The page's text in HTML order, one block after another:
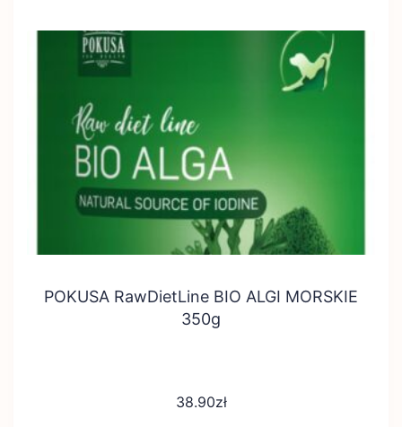
POKUSA RawDietLine BIO ALGI MORSKIE
350g
38.90zł